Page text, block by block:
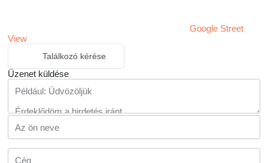
Google Street
View
Találkozó kérése
Üzenet küldése